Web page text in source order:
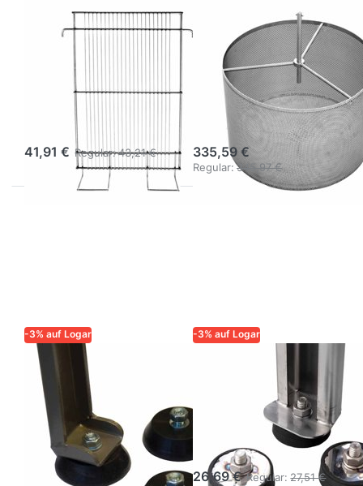
LOGAR – QUALITÄT UND
ZUVERLÄSSIGKEIT FÜR
Tangential-
Einhänggitter
LR, Edelstahl
41,91 € Regular:43,21 €
LOGAR – QUALITÄT UND
ZUVERLÄSSIGKEIT FÜR
Logar
Deckelwachs-
Zentrifugenkorb
48 x 33 cm
335,59 €
Regular: 345,97 €
-3% auf Logar
LOGAR – QUALITÄT UND
ZUVERLÄSSIGKEIT FÜR
IMKER
Gummifüsse für
Honigschleuder
mit Schraube
M8 (3 Stück)
-3% auf Logar
ZUVERLÄSSIGKEIT FÜR
Gummifüsse für
Honigschleuder
M10 (3 Stück)
26,69 € Regular: 27,51 €